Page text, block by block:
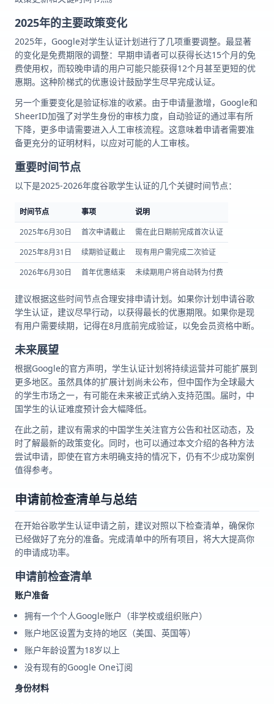
2025年的主要政策变化
2025年，Google对学生认证计划进行了几项重要调整。最显著
的变化是免费期限的调整：早期申请者可以获得长达15个月的免
费使用权，而较晚申请的用户可能只能获得12个月甚至更短的优
惠期。这种阶梯式的优惠设计鼓励学生尽早完成认证。
另一个重要变化是验证标准的收紧。由于申请量激增，Google和
SheerID加强了对学生身份的审核力度，自动验证的通过率有所
下降，更多申请需要进入人工审核流程。这意味着申请者需要准
备更充分的证明材料，以应对可能的人工审核。
重要时间节点
以下是2025-2026年度谷歌学生认证的几个关键时间节点：
时间节点 事项
说明
2025年6月30日
首次申请截止
需在此日期前完成首次认证
2025年8月31日
续期验证截止
现有用户需完成二次验证
2026年6月30日
首年优惠结束 未续期用户将自动转为付费
建议根据这些时间节点合理安排申请计划。如果你计划申请谷歌
学生认证，建议尽早行动，以获得最长的优惠期限。如果你是现
有用户需要续期，记得在8月底前完成验证，以免会员资格中断。
未来展望
根据Google的官方声明，学生认证计划将持续运营并可能扩展到
更多地区。虽然具体的扩展计划尚未公布，但中国作为全球最大
的学生市场之一，有可能在未来被正式纳入支持范围。届时，中
国学生的认证难度预计会大幅降低。
在此之前，建议有需求的中国学生关注官方公告和社区动态，及
时了解最新的政策变化。同时，也可以通过本文介绍的各种方法
尝试申请，即使在官方未明确支持的情况下，仍有不少成功案例
值得参考。
申请前检查清单与总结
在开始谷歌学生认证申请之前，建议对照以下检查清单，确保你
已经做好了充分的准备。完成清单中的所有项目，将大大提高你
的申请成功率。
申请前检查清单
账户准备
拥有一个个人Google账户（非学校或组织账户）
账户地区设置为支持的地区（美国、英国等）
账户年龄设置为18岁以上
没有现有的Google One订阅
身份材料